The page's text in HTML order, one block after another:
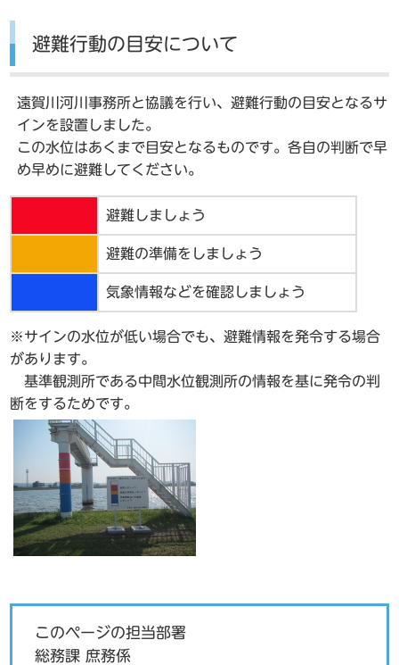
避難行動の目安について
遠賀川河川事務所と協議を行い、避難行動の目安となるサ
インを設置しました。
この水位はあくまで目安となるものです。各自の判断で早
め早めに避難してください。
避難しましょう
避難の準備をしましょう
気象情報などを確認しましょう
※サインの水位が低い場合でも、避難情報を発令する場合
があります。
基準観測所である中間水位観測所の情報を基に発令の判
断をするためです。
このページの担当部署
総務課 庶務係